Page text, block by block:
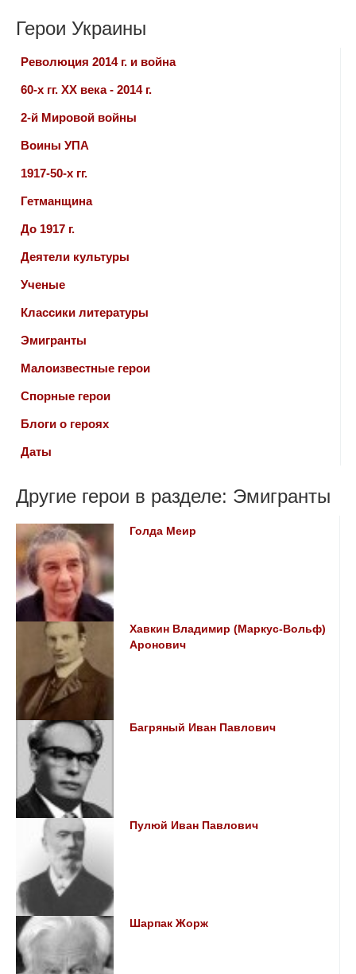
Герои Украины
Революция 2014 г. и война
60-х гг. ХХ века - 2014 г.
2-й Мировой войны
Воины УПА
1917-50-х гг.
Гетманщина
До 1917 г.
Деятели культуры
Ученые
Классики литературы
Эмигранты
Малоизвестные герои
Спорные герои
Блоги о героях
Даты
Другие герои в разделе: Эмигранты
Голда Меир
Хавкин Владимир (Маркус-Вольф)
Аронович
Багряный Иван Павлович
Пулюй Иван Павлович
Шарпак Жорж